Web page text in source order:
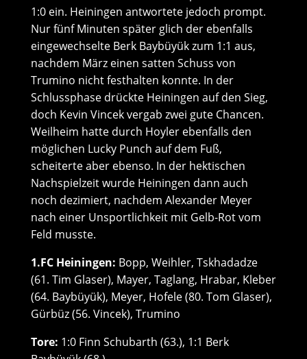
1:0 ein. Heiningen antwortete jedoch prompt.
Nur fünf Minuten später glich der ebenfalls
eingewechselte Berk Baybüyük zum 1:1 aus,
nachdem März einen satten Schuss von
Trumino nicht festhalten konnte. In der
Schlussphase drückte Heiningen auf den Sieg,
doch Kevin Vincek vergab zwei gute Chancen.
Weilheim hatte durch Hoyler ebenfalls den
möglichen Lucky Punch auf dem Fuß,
scheiterte aber ebenso. In der hektischen
Nachspielzeit wurde Heiningen dann auch
noch dezimiert, nachdem Alexander Meyer
nach einer Unsportlichkeit mit Gelb-Rot vom
Feld musste.
1.FC Heiningen: Bopp, Weihler, Tskhadadze
(61. Tim Glaser), Mayer, Taglang, Hrabar, Kleber
(64. Baybüyük), Meyer, Hofele (80. Tom Glaser),
Gürbüz (56. Vincek), Trumino
Tore: 1:0 Finn Schubarth (63.), 1:1 Berk